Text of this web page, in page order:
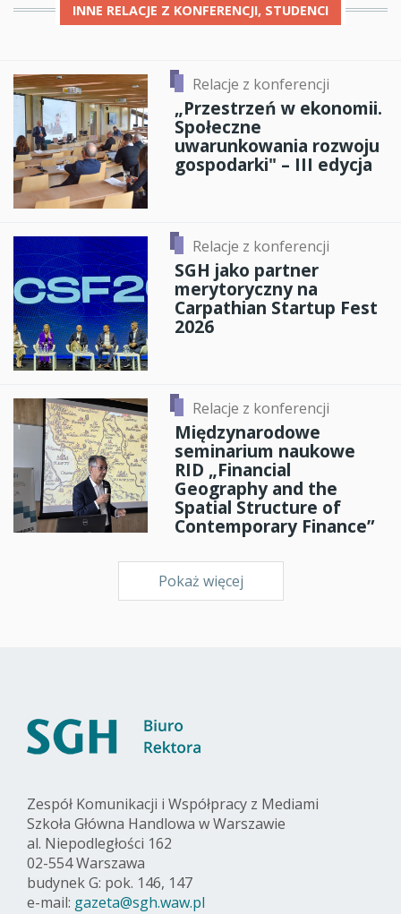
INNE RELACJE Z KONFERENCJI, STUDENCI
Relacje z konferencji
„Przestrzeń w ekonomii.
Społeczne
uwarunkowania rozwoju
gospodarki" – III edycja
Relacje z konferencji
SGH jako partner
merytoryczny na
Carpathian Startup Fest
2026
Relacje z konferencji
Międzynarodowe
seminarium naukowe
RID „Financial
Geography and the
Spatial Structure of
Contemporary Finance”
Pokaż więcej
Zespół Komunikacji i Współpracy z Mediami
Szkoła Główna Handlowa w Warszawie
al. Niepodległości 162
02-554 Warszawa
budynek G: pok. 146, 147
e-mail: gazeta@sgh.waw.pl